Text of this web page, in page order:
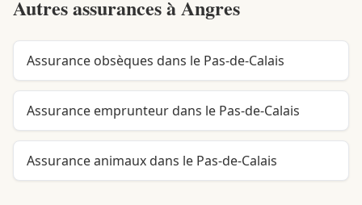
Autres assurances àAngres
Assurance obsèques dans le Pas-de-Calais
Assurance emprunteur dans le Pas-de-Calais
Assurance animaux dans le Pas-de-Calais